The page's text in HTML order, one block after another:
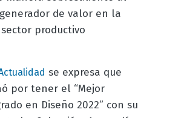
de valor en la
productivo
se expresa que
por tener el “Mejor
en Diseño 2022” con su